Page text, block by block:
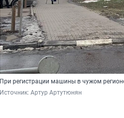
При регистрации машины в чужом
Источник: Артур Артутюнян